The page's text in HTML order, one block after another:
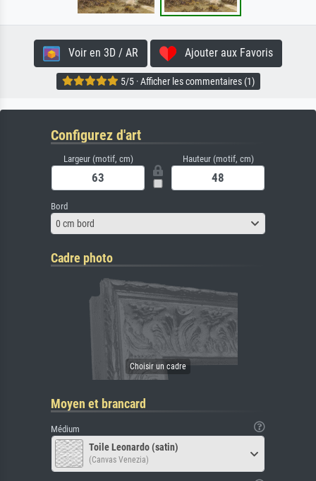
Voir en 3D / AR Ajouter aux Favoris
5/5 · Afficher les commentaires (1)
Configurez d'art
Largeur (motif, cm) Hauteur (motif, cm)
Bord
0 cm bord
Cadre photo
Moyen et brancard
Médium
Toile Leonardo (satin)
(Canvas Venezia)